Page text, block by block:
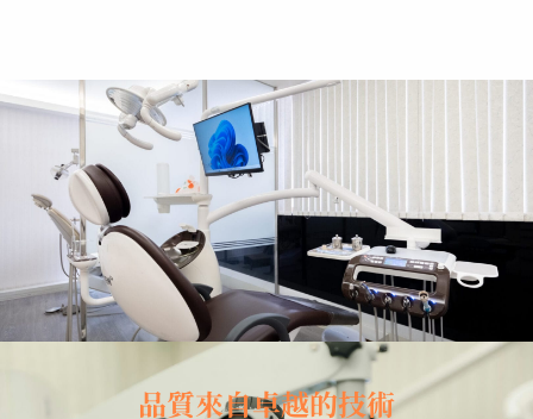
品質來自卓越的技術